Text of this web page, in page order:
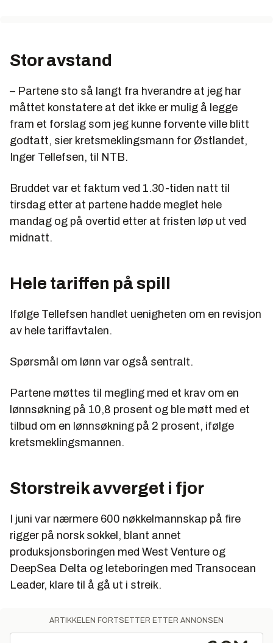
Stor avstand
– Partene sto så langt fra hverandre at jeg har
måttet konstatere at det ikke er mulig å legge
fram et forslag som jeg kunne forvente ville blitt
godtatt, sier kretsmeklingsmann for Østlandet,
Inger Tellefsen, til NTB.
Bruddet var et faktum ved 1.30-tiden natt til
tirsdag etter at partene hadde meglet hele
mandag og på overtid etter at fristen løp ut ved
midnatt.
Hele tariffen på spill
Ifølge Tellefsen handlet uenigheten om en revisjon
av hele tariffavtalen.
Spørsmål om lønn var også sentralt.
Partene møttes til megling med et krav om en
lønnsøkning på 10,8 prosent og ble møtt med et
tilbud om en lønnsøkning på 2 prosent, ifølge
kretsmeklingsmannen.
Storstreik avverget i fjor
I juni var nærmere 600 nøkkelmannskap på fire
rigger på norsk sokkel, blant annet
produksjonsboringen med West Venture og
DeepSea Delta og leteboringen med Transocean
Leader, klare til å gå ut i streik.
ARTIKKELEN FORTSETTER ETTER ANNONSEN